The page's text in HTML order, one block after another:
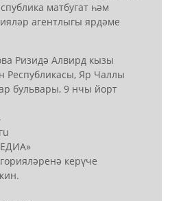
матбугат һәм
агентлыгы ярдәме
Ризидә Алвирд кызы
Республикасы, Яр Чаллы
бульвары, 9 нчы йорт
керүче